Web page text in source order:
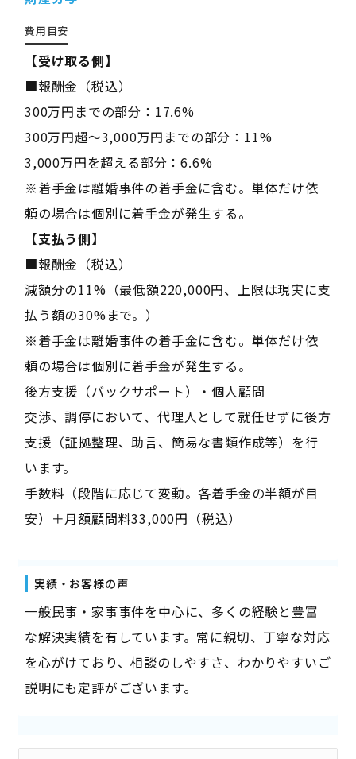
費用目安
【受け取る側】
■報酬金（税込）
300万円までの部分：17.6%
300万円超〜3,000万円までの部分：11%
3,000万円を超える部分：6.6%
※着手金は離婚事件の着手金に含む。単体だけ依
頼の場合は個別に着手金が発生する。
【支払う側】
■報酬金（税込）
減額分の11%（最低額220,000円、上限は現実に支
払う額の30%まで。）
※着手金は離婚事件の着手金に含む。単体だけ依
頼の場合は個別に着手金が発生する。
後方支援（バックサポート）・個人顧問
交渉、調停において、代理人として就任せずに後方
支援（証拠整理、助言、簡易な書類作成等）を行
います。
手数料（段階に応じて変動。各着手金の半額が目
安）＋月額顧問料33,000円（税込）
実績・お客様の声
一般民事・家事事件を中心に、多くの経験と豊富
な解決実績を有しています。常に親切、丁寧な対応
を心がけており、相談のしやすさ、わかりやすいご
説明にも定評がございます。